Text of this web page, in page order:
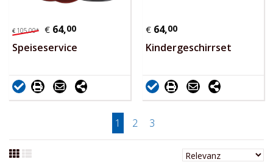
€ 105,00* € 64,00
Speiseservice
€ 64,00
Kindergeschirrset
1 2 3